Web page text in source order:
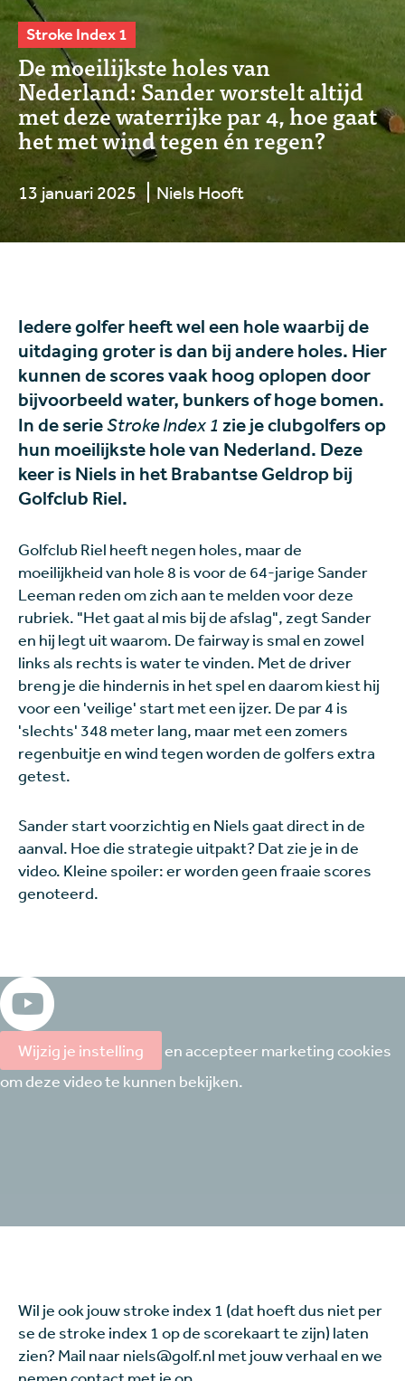
Stroke Index 1
De moeilijkste holes van
Nederland: Sander worstelt altijd
met deze waterrijke par 4, hoe gaat
het met wind tegen én regen?
13 januari 2025 Niels Hooft
Iedere golfer heeft wel een hole waarbij de
uitdaging groter is dan bij andere holes. Hier
kunnen de scores vaak hoog oplopen door
bijvoorbeeld water, bunkers of hoge bomen.
In de serieStroke Index 1 zie je clubgolfers op
hun moeilijkste hole van Nederland. Deze
keer is Niels in het Brabantse Geldrop bij
Golfclub Riel.
Golfclub Riel heeft negen holes, maar de
moeilijkheid van hole 8 is voor de 64-jarige Sander
Leeman reden om zich aan te melden voor deze
rubriek. "Het gaat al mis bij de afslag", zegt Sander
en hij legt uit waarom. De fairway is smal en zowel
links als rechts is water te vinden. Met de driver
breng je die hindernis in het spel en daarom kiest hij
voor een 'veilige' start met een ijzer. De par 4 is
'slechts' 348 meter lang, maar met een zomers
regenbuitje en wind tegen worden de golfers extra
getest.
Sander start voorzichtig en Niels gaat direct in de
aanval. Hoe die strategie uitpakt? Dat zie je in de
video. Kleine spoiler: er worden geen fraaie scores
genoteerd.
Wijzig je instelling
en accepteer marketing cookies
om deze video te kunnen bekijken.
Wil je ook jouw stroke index 1 (dat hoeft dus niet per
se de stroke index 1 op de scorekaart te zijn) laten
zien? Mail naar niels@golf.nl met jouw verhaal en we